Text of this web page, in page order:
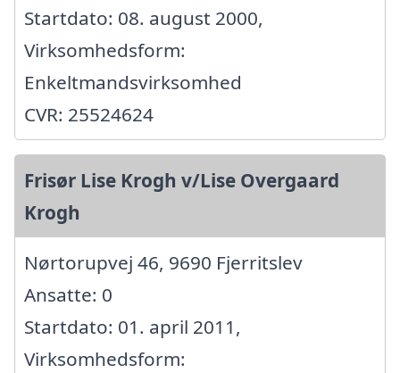
Startdato: 08. august 2000,
Virksomhedsform:
Enkeltmandsvirksomhed
CVR: 25524624
Frisør Lise Krogh v/Lise Overgaard
Krogh
Nørtorupvej 46, 9690 Fjerritslev
Ansatte: 0
Startdato: 01. april 2011,
Virksomhedsform: